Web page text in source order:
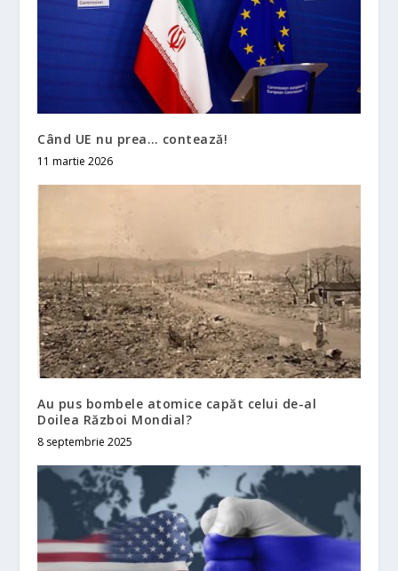
Când UE nu prea… contează!
11 martie 2026
Au pus bombele atomice capăt celui de-al
Doilea Război Mondial?
8 septembrie 2025